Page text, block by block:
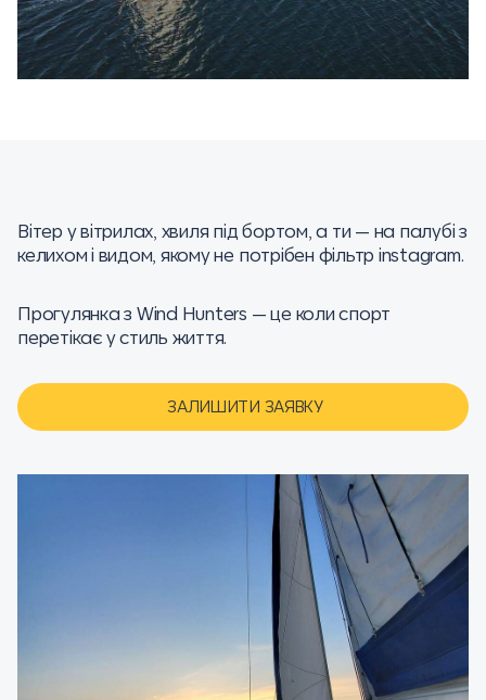
Вітер у вітрилах, хвиля під бортом, а ти — на палубі з
келихом і видом, якому не потрібен фільтр instagram.
Прогулянка з Wind Hunters — це коли спорт
перетікає у стиль життя.
ЗАЛИШИТИ ЗАЯВКУ